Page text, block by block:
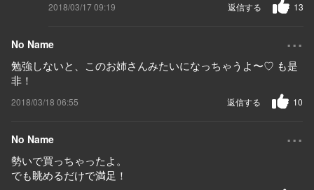
2018/03/17 09:19 13
返信する
No Name ...
勉強しないと、このお姉さんみたいになっちゃうよ〜♡ も是
非！
2018/03/18 06:55 10
返信する
No Name ...
勢いで買っちゃったよ。
でも眺めるだけで満足！